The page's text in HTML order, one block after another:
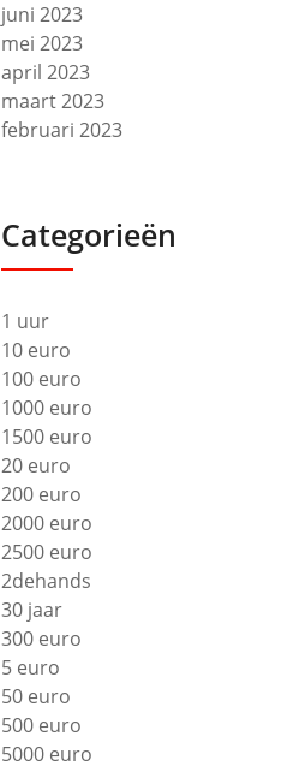
juni 2023
mei 2023
april 2023
maart 2023
februari 2023
Categorieën
1 uur
10 euro
100 euro
1000 euro
1500 euro
20 euro
200 euro
2000 euro
2500 euro
2dehands
30 jaar
300 euro
5 euro
50 euro
500 euro
5000 euro